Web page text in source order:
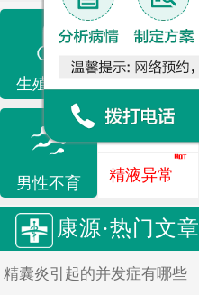
生殖感染
龟头炎
尿相关
男性不育
死精
精液异常
康源·热门文章
精囊炎引起的并发症有哪些